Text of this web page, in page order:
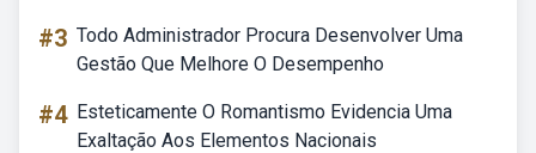
#3 Todo Administrador Procura Desenvolver Uma
Gestão Que Melhore O Desempenho
#4 Esteticamente O Romantismo Evidencia Uma
Exaltação Aos Elementos Nacionais